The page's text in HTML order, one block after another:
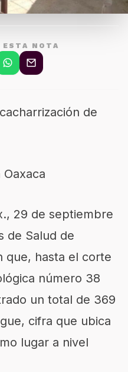
ESTA NOTA
de
29 de septiembre
de Salud de
que, hasta el corte
número 38
un total de 369
cifra que ubica
lugar a nivel